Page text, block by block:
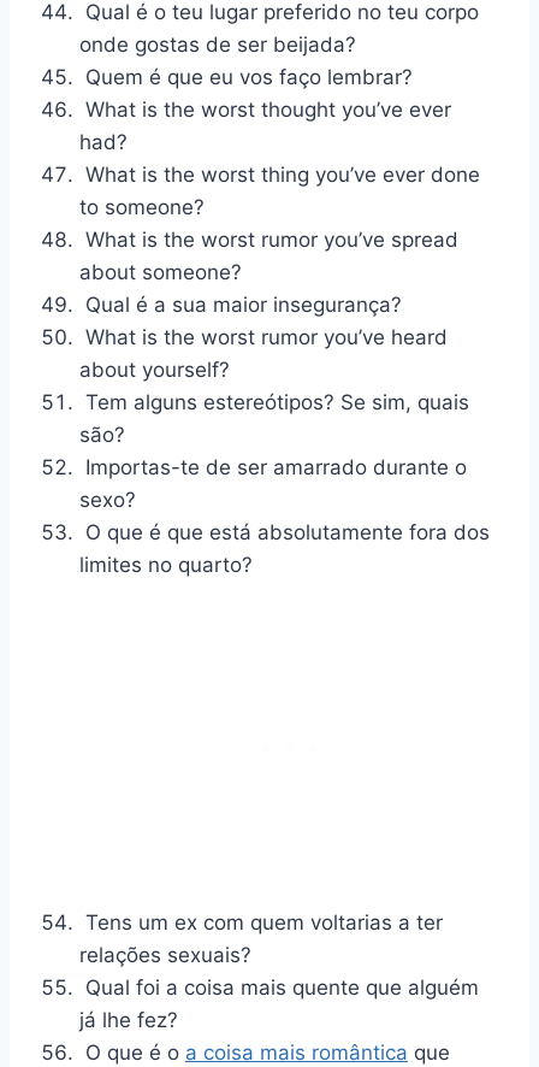
Qual é o teu lugar preferido no teu corpo
onde gostas de ser beijada?
Quem é que eu vos faço lembrar?
What is the worst thought you’ve ever
had?
What is the worst thing you’ve ever done
to someone?
What is the worst rumor you’ve spread
about someone?
Qual é a sua maior insegurança?
What is the worst rumor you’ve heard
about yourself?
Tem alguns estereótipos? Se sim, quais
são?
Importas-te de ser amarrado durante o
sexo?
O que é que está absolutamente fora dos
limites no quarto?
Tens um ex com quem voltarias a ter
relações sexuais?
Qual foi a coisa mais quente que alguém
já lhe fez?
O que é o a coisa mais romântica que